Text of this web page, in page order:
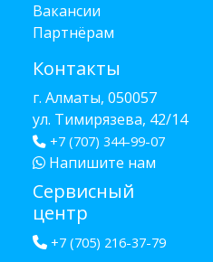
Вакансии
Партнёрам
Контакты
г. Алматы, 050057
ул. Тимирязева, 42/14
+7 (707) 344-99-07
Напишите нам
Сервисный
центр
+7 (705) 216-37-79